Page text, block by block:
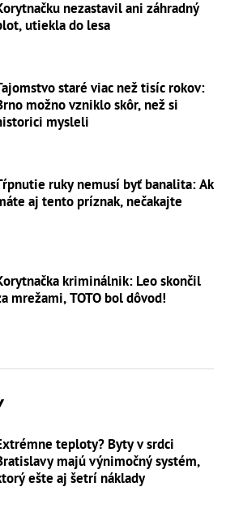
nezastavil ani záhradný
utiekla do lesa
staré viac než tisíc rokov:
možno vzniklo skôr, než si
mysleli
ruky nemusí byť banalita: Ak
aj tento príznak, nečakajte
kriminálnik: Leo skončil
mrežami, TOTO bol dôvod!
teploty? Byty v srdci
majú výnimočný systém,
ešte aj šetrí náklady